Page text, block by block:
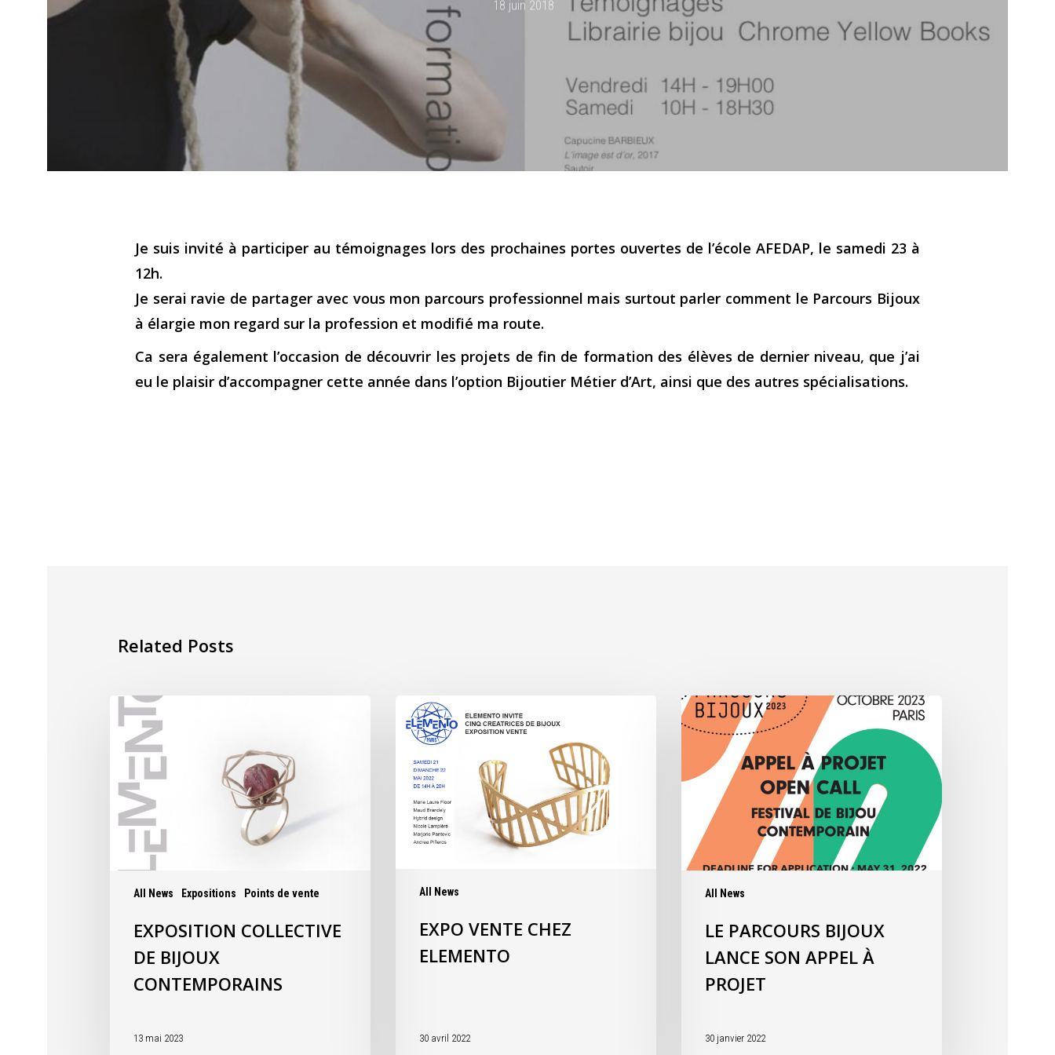
18 juin 2018
Je suis invité à participer au témoignages lors des prochaines portes ouvertes de l’école AFEDAP, le samedi 23 à
12h.
Je serai ravie de partager avec vous mon parcours professionnel mais surtout parler comment le Parcours Bijoux
à élargie mon regard sur la profession et modifié ma route.
Ca sera également l’occasion de découvrir les projets de fin de formation des élèves de dernier niveau, que j’ai
eu le plaisir d’accompagner cette année dans l’option Bijoutier Métier d’Art, ainsi que des autres spécialisations.
Related Posts
All News Expositions Points de vente
EXPOSITION COLLECTIVE
DE BIJOUX
CONTEMPORAINS
13 mai 2023
All News
EXPO VENTE CHEZ
ELEMENTO
30 avril 2022
All News
LE PARCOURS BIJOUX
LANCE SON APPEL À
PROJET
30 janvier 2022